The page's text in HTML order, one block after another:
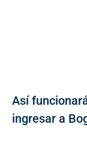
Así
ingresar a